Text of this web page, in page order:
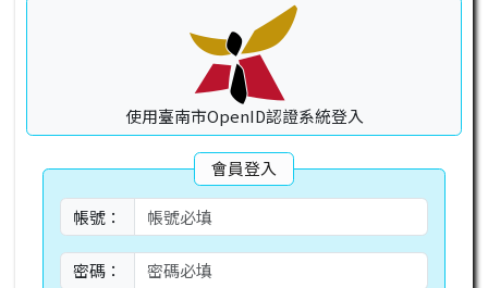
使用臺南市OpenID認證系統登入
會員登入
帳號：
密碼：